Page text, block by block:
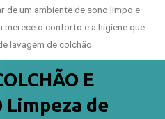
um ambiente de sono limpo e
merece o conforto e a higiene que
lavagem de colchão.
E
Limpeza de